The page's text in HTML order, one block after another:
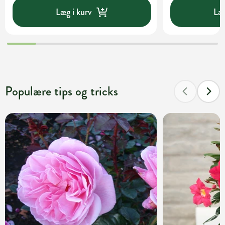
Læg i kurv
Populære tips og tricks